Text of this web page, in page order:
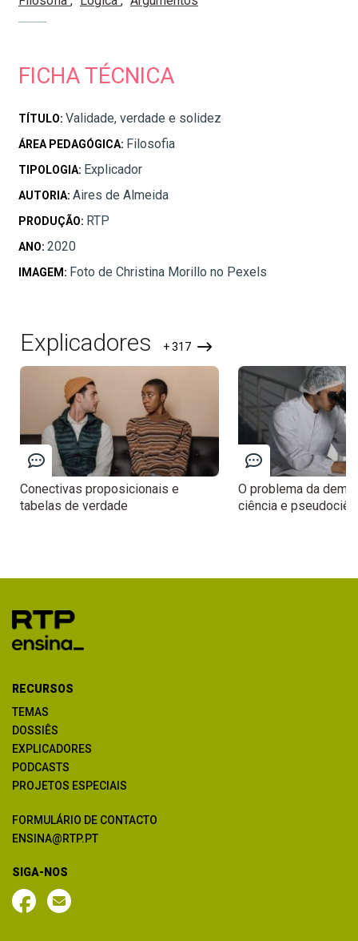
FICHA TÉCNICA
TÍTULO: Validade, verdade e solidez
ÁREA PEDAGÓGICA: Filosofia
TIPOLOGIA: Explicador
AUTORIA: Aires de Almeida
PRODUÇÃO: RTP
ANO: 2020
IMAGEM: Foto de Christina Morillo no Pexels
Explicadores + 317
Conectivas proposicionais e
tabelas de verdade
O problema da
ciência e
RECURSOS
TEMAS
DOSSIÊS
EXPLICADORES
PODCASTS
PROJETOS ESPECIAIS
FORMULÁRIO DE CONTACTO
ENSINA@RTP.PT
SIGA-NOS